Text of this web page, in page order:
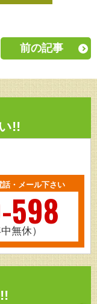
前の記事
!!
・メール下さい
598
無休）